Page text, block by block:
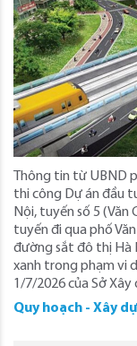
Thông tin từ UBND
thi công Dự án đầu
Nội, tuyến số 5 (Văn
tuyến đi qua phố
đường sắt đô thị Hà
xanh trong phạm vi
1/7/2026 của Sở Xây
Quy hoạch - Xây